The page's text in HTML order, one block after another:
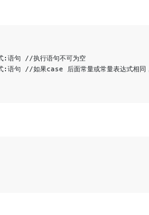
:语句 //执行语句不可为空
:语句 //如果case 后面常量或常量表达式相同